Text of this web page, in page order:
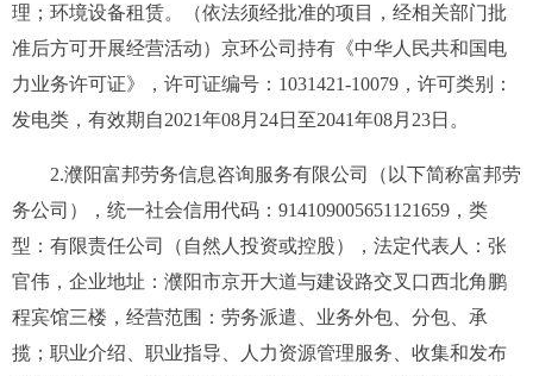
理；环境设备租赁。（依法须经批准的项目，经相关部门批
准后方可开展经营活动）京环公司持有《中华人民共和国电
力业务许可证》，许可证编号：1031421-10079，许可类别：
发电类，有效期自2021年08月24日至2041年08月23日。
2.濮阳富邦劳务信息咨询服务有限公司（以下简称富邦劳
务公司），统一社会信用代码：914109005651121659，类
型：有限责任公司（自然人投资或控股），法定代表人：张
官伟，企业地址：濮阳市京开大道与建设路交叉口西北角鹏
程宾馆三楼，经营范围：劳务派遣、业务外包、分包、承
揽；职业介绍、职业指导、人力资源管理服务、收集和发布